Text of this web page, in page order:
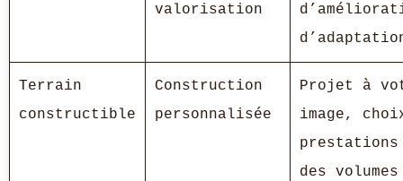
valorisation
Terrain
constructible
Construction
personnalisée
Projet à
image,
des volumes